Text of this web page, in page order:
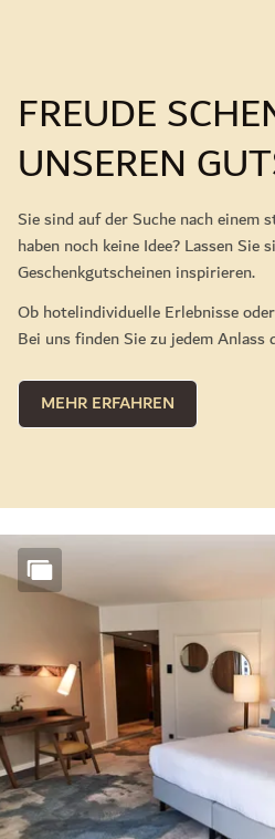
FREUDE
UNSEREN
Sie sind auf der Suche nach einem
haben noch keine Idee? Lassen Sie
Geschenkgutscheinen inspirieren.
Ob hotelindividuelle Erlebnisse
Bei uns finden Sie zu jedem Anlass
MEHR ERFAHREN